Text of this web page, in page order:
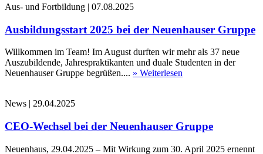
Aus- und Fortbildung | 07.08.2025
Ausbildungsstart 2025 bei der Neuenhauser Gruppe
Willkommen im Team! Im August durften wir mehr als 37 neue
Auszubildende, Jahrespraktikanten und duale Studenten in der
Neuenhauser Gruppe begrüßen.... » Weiterlesen
News | 29.04.2025
CEO-Wechsel bei der Neuenhauser Gruppe
Neuenhaus, 29.04.2025 – Mit Wirkung zum 30. April 2025 ernennt